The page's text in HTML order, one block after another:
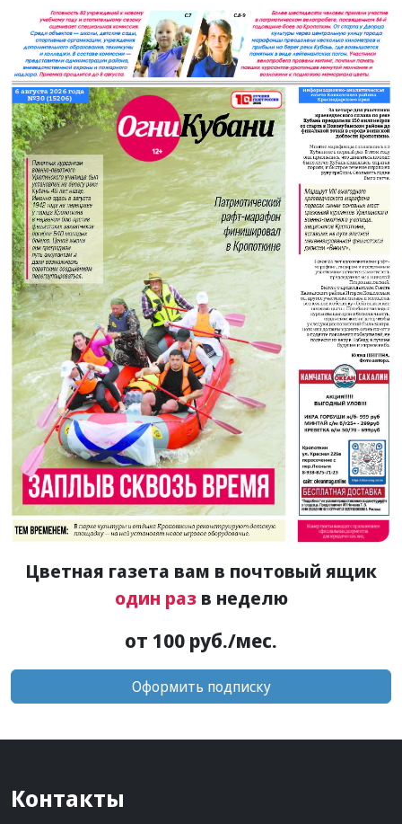
Цветная газета вам в почтовый ящик
один разв неделю
от 100 руб./мес.
Оформить подписку
Контакты